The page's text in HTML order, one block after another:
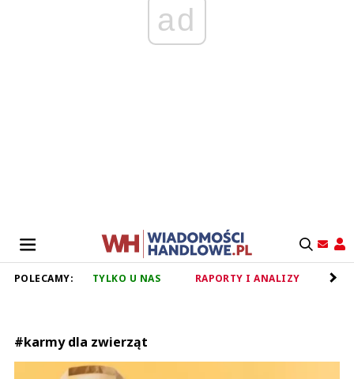
ad
POLECAMY: TYLKO U NAS RAPORTY I ANALIZY
#karmy dla zwierząt